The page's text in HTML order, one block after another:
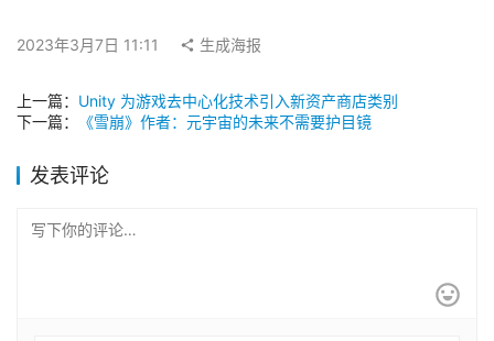
2023年3月7日 11:11 生成海报
上一篇： Unity 为游戏去中心化技术引入新资产商店类别
下一篇：
《雪崩》作者：元宇宙的未来不需要护目镜
发表评论